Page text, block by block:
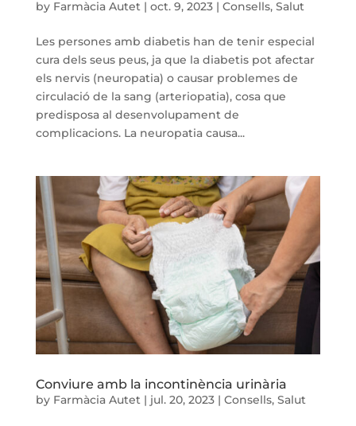
by Farmàcia Autet| oct. 9, 2023| Consells, Salut
Les persones amb diabetis han de tenir especial
cura dels seus peus, ja que la diabetis pot afectar
els nervis (neuropatia) o causar problemes de
circulació de la sang (arteriopatia), cosa que
predisposa al desenvolupament de
complicacions. La neuropatia causa...
Conviure amb la incontinència urinària
by Farmàcia Autet| jul. 20, 2023| Consells, Salut